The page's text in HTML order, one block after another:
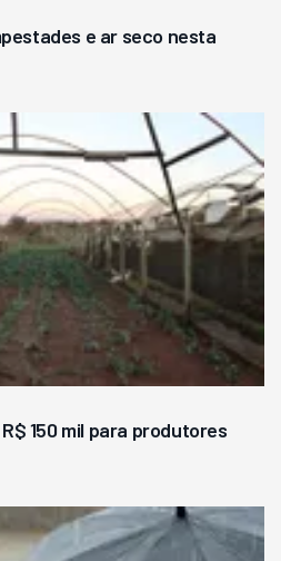
e ar seco nesta
150 mil para produtores